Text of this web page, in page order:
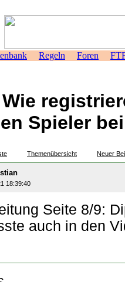
Regeln Foren
Wie
Spieler
Themenübersicht Neuer
18:39:40
Seite 8/9:
auch in den